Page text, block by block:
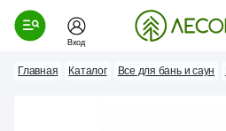
Вход
Главная Каталог Все для бань и саун